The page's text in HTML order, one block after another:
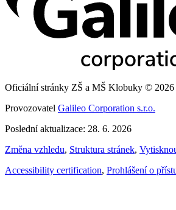
Oficiální stránky ZŠ a MŠ Klobuky © 2026
Provozovatel Galileo Corporation s.r.o.
Poslední aktualizace: 28. 6. 2026
Změna vzhledu, Struktura stránek,
Accessibility certification, Prohlášení o